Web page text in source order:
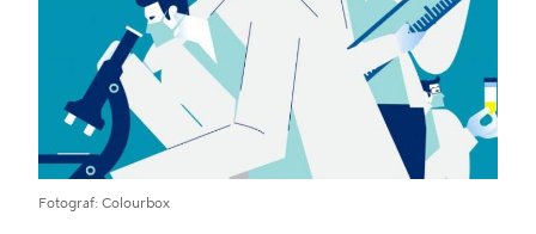
Fotograf Colourbox